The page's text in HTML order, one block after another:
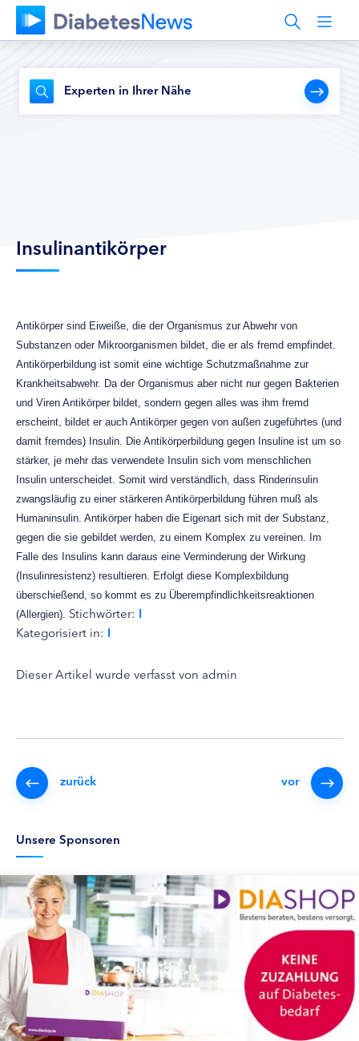
Experten in Ihrer Nähe
Insulinantikörper
Antikörper sind Eiweiße, die der Organismus zur Abwehr von
Substanzen oder Mikroorganismen bildet, die er als fremd empfindet.
Antikörperbildung ist somit eine wichtige Schutzmaßnahme zur
Krankheitsabwehr. Da der Organismus aber nicht nur gegen Bakterien
und Viren Antikörper bildet, sondern gegen alles was ihm fremd
erscheint, bildet er auch Antikörper gegen von außen zugeführtes (und
damit fremdes) Insulin. Die Antikörperbildung gegen Insuline ist um so
stärker, je mehr das verwendete Insulin sich vom menschlichen
Insulin unterscheidet. Somit wird verständlich, dass Rinderinsulin
zwangsläufig zu einer stärkeren Antikörperbildung führen muß als
Humaninsulin. Antikörper haben die Eigenart sich mit der Substanz,
gegen die sie gebildet werden, zu einem Komplex zu vereinen. Im
Falle des Insulins kann daraus eine Verminderung der Wirkung
(Insulinresistenz) resultieren. Erfolgt diese Komplexbildung
überschießend, so kommt es zu Überempfindlichkeitsreaktionen
(Allergien). Stichwörter: I
Kategorisiert in: I
Dieser Artikel wurde verfasst von admin
zurück vor
Unsere Sponsoren